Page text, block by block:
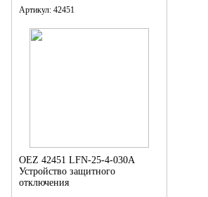
Артикул: 42451
OEZ 42451 LFN-25-4-030A
Устройство защитного
отключения